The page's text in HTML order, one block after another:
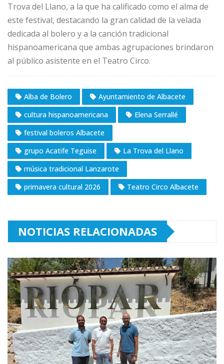
Trova del Llano, a la que ha calificado como el alma de
este festival, destacando la gran calidad de la velada
dedicada al bolero y a la canción tradicional
hispanoamericana que ambas agrupaciones brindaron
al público asistente en el Teatro Circo.
Alba de Bolero
Ayuntamiento de Albacete
cultura hispanoamericana
Elena Serrallé
festival boleros Albacete
grupo Acatife Teguise
La Trova del Llano
música tradicional Lanzarote
primavera cultural 2026
Teatro Circo Albacete
NOTICIAS RELACIONADAS